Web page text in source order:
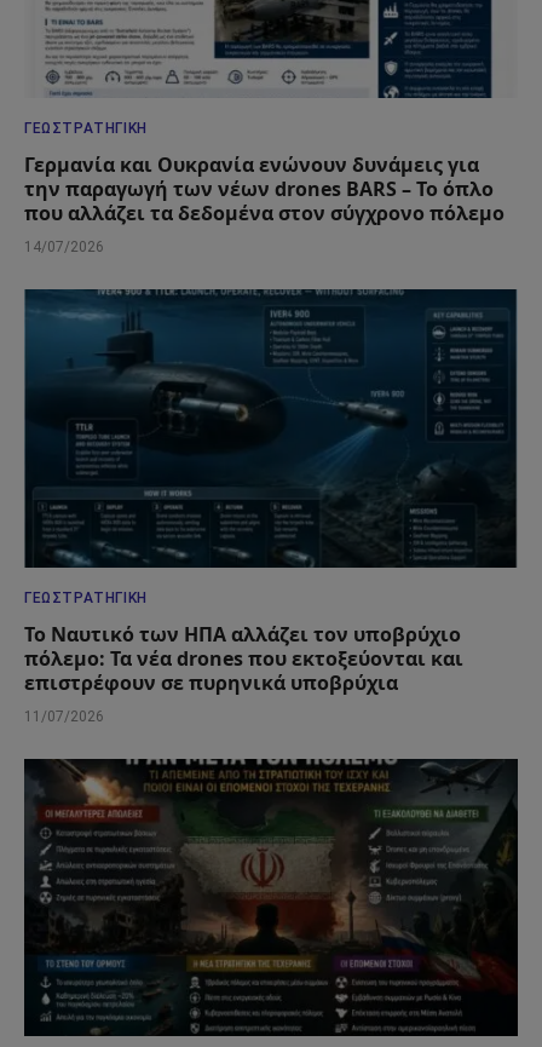
ΓΕΩΣΤΡΑΤΗΓΙΚΉ
Γερμανία και Ουκρανία ενώνουν δυνάμεις για
την παραγωγή των νέων drones BARS – Το όπλο
που αλλάζει τα δεδομένα στον σύγχρονο πόλεμο
14/07/2026
ΓΕΩΣΤΡΑΤΗΓΙΚΉ
Το Ναυτικό των ΗΠΑ αλλάζει τον υποβρύχιο
πόλεμο: Τα νέα drones που εκτοξεύονται και
επιστρέφουν σε πυρηνικά υποβρύχια
11/07/2026